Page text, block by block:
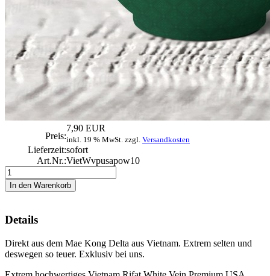
Preis:
7,90 EUR
inkl. 19 % MwSt. zzgl. Versandkosten
Lieferzeit:sofort
Art.Nr.:VietWvpusapow10
Details
Direkt aus dem Mae Kong Delta aus Vietnam. Extrem selten und
deswegen so teuer. Exklusiv bei uns.